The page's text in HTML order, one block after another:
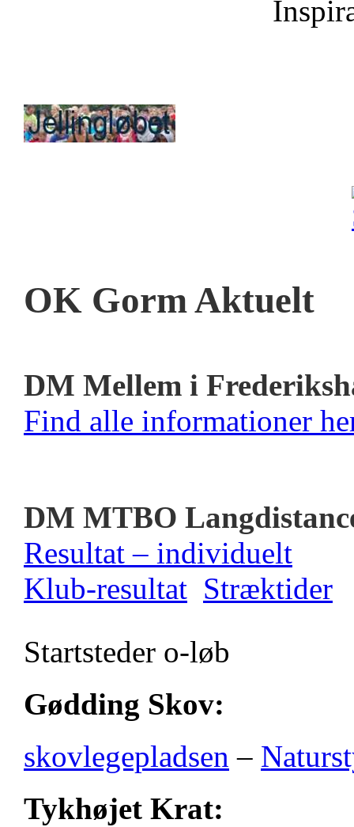
OK Gorm Aktuelt
DM Mellem i
Find alle informationer
DM MTBO
Resultat – individuelt
Klub-resultat Stræktider
Startsteder o-løb
Gødding Skov:
skovlegepladsen –
Tykhøjet Krat: